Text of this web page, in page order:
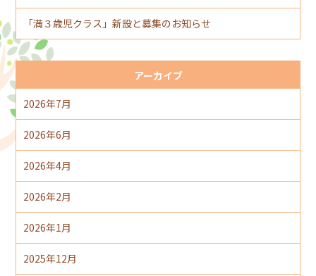
「満３歳児クラス」新設と募集のお知らせ
アーカイブ
2026年7月
2026年6月
2026年4月
2026年2月
2026年1月
2025年12月